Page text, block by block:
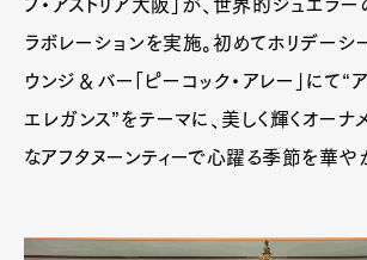
フ・アストリア大阪」が、世界的ジュエラー
ラボレーションを実施。初めてホリデーシ
ウンジ＆バー「ピーコック・アレー」にて“
エレガンス”をテーマに、美しく輝くオーナ
なアフタヌーンティーで心躍る季節を華や